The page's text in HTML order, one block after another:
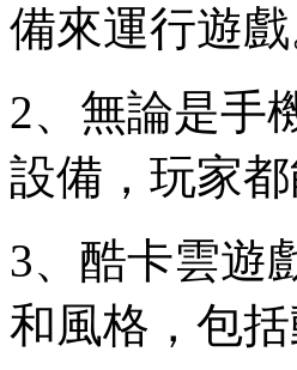
備來運行遊戲
2、無論是手
設備，玩家
3、酷卡雲遊
和風格，包